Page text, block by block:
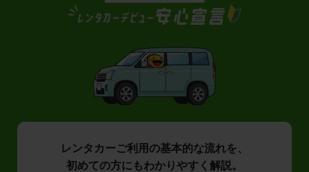
レンタカーご利用の基本的な流れを、
初めての方にもわかりやすく解説。